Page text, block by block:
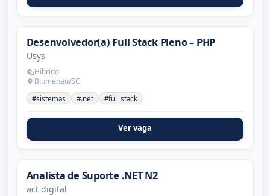
Desenvolvedor(a) Full Stack Pleno – PHP
Usys
Híbrido
Blumenau/SC
#sistemas #.net #full stack
Ver vaga
Analista de Suporte .NET N2
act digital